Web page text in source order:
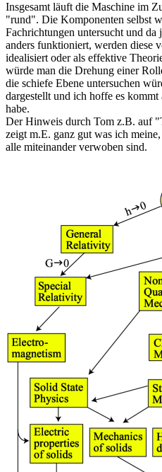
Insgesamt läuft die Maschine im
"rund". Die Komponenten selbst
Fachrichtungen untersucht und
anders funktioniert, werden diese
idealisiert oder als effektive
würde man die Drehung einer
die schiefe Ebene untersuchen
dargestellt und ich hoffe es
habe.
Der Hinweis durch Tom z.B. auf
zeigt m.E. ganz gut was ich
alle miteinander verwoben sind.